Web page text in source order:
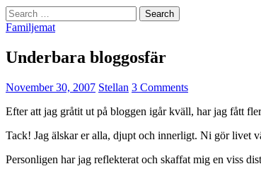
Search
for:
Familjemat
Underbara bloggosfär
November 30, 2007 Stellan 3 Comments
Efter att jag gråtit ut på bloggen igår kväll, har jag fått
Tack! Jag älskar er alla, djupt och innerligt. Ni gör livet
Personligen har jag reflekterat och skaffat mig en viss